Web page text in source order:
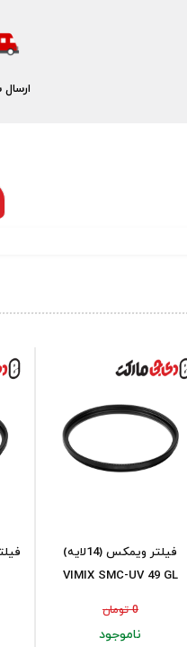
ارسال
فیلتر ویمکس (14لایه)
VIMIX SMC-UV 49 GL
0 تومان
ناموجود